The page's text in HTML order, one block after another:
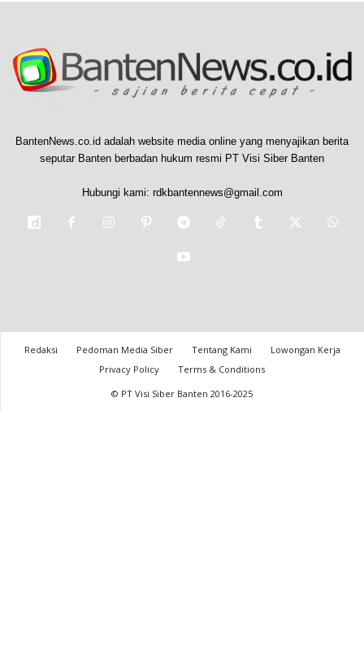
BantenNews.co.id adalah website media online yang menyajikan berita
seputar Banten berbadan hukum resmi PT Visi Siber Banten
Hubungi kami: rdkbantennews@gmail.com
Redaksi Pedoman Media Siber Tentang Kami
Lowongan Kerja
Privacy Policy
Terms & Conditions
© PT Visi Siber Banten 2016-2025